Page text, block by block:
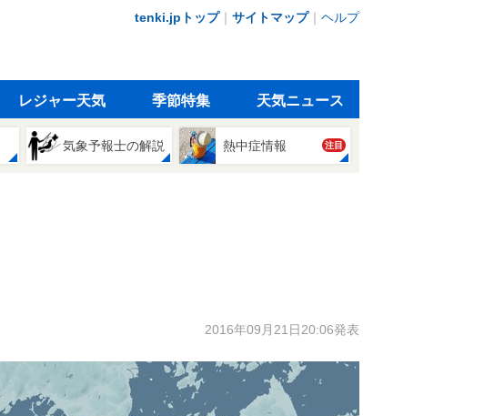
tenki.jpトップ｜ サイトマップ｜ ヘルプ
レジャー天気 季節特集 天気ニュース
気象予報士の解説 熱中症情報 注目
2016年09月21日20:06発表